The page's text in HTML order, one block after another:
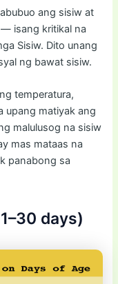
ang sisiw at
isang kritikal na
Sisiw. Dito unang
ng bawat sisiw.
temperatura,
upang matiyak ang
malulusog na sisiw
mas mataas na
panabong sa
days)